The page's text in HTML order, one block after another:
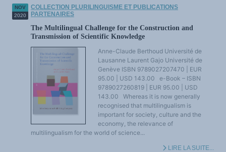
Terminologie
Textes de référence
Education et recherche
Culture et industries culturelles
Accès au dictionnaire des anglicismes
Accéder à la plateforme pour la traduction (en construction)
Accès à la banque de données Relations internationales
Accéder au site de l'OPA (Observatoire du plurilinguisme en Afrique)
ACTUALITÉS/EVENEMENTS
Les victoires du plurilinguisme
Chroniques et humeurs
NOV
2020
COLLECTION PLURILINGUISME ET PUBLICATIONS
PARTENAIRES
The Multilingual Challenge for the Construction and
Transmission of Scientific Knowledge
Anne-Claude Berthoud Université de
Lausanne Laurent Gajo Université de
Genève ISBN 9789027207470 | EUR
95.00 | USD 143.00 e-Book – ISBN
9789027260819 | EUR 95.00 | USD
143.00 Whereas it is now generally
recognised that multilingualism is
important for society, culture and the
economy, the relevance of
multilingualism for the world of science...
LIRE LA SUITE...